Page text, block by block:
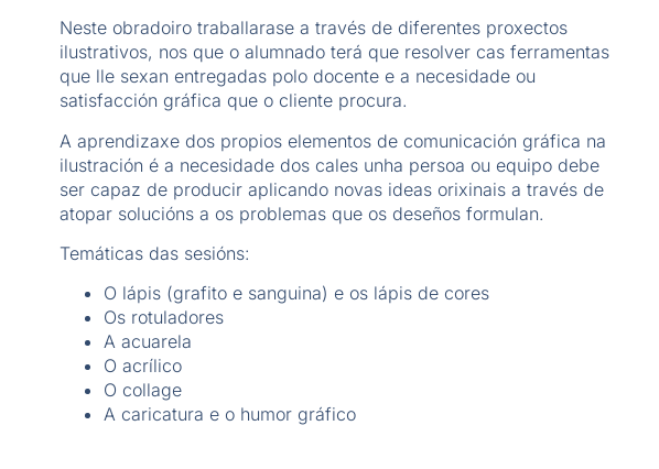
Neste obradoiro traballarase a través de diferentes proxectos
ilustrativos, nos que o alumnado terá que resolver cas ferramentas
que lle sexan entregadas polo docente e a necesidade ou
satisfacción gráfica que o cliente procura.
A aprendizaxe dos propios elementos de comunicación gráfica na
ilustración é a necesidade dos cales unha persoa ou equipo debe
ser capaz de producir aplicando novas ideas orixinais a través de
atopar solucións a os problemas que os deseños formulan.
Temáticas das sesións:
O lápis (grafito e sanguina) e os lápis de cores
Os rotuladores
A acuarela
O acrílico
O collage
A caricatura e o humor gráfico